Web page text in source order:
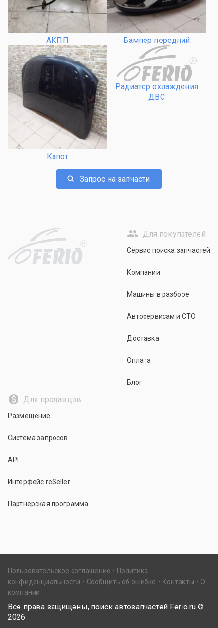
АКПП Бампер передний
Капот
R
Радиатор охлаждения
ДВС
Запрос на запчасти
R
Для покупателей
Сервис поиска запчастей
Компании
Машины в разборе
Автосервисам и СТО
Доставка
Оплата
Блог
Для продавцов
Размещение
Система запросов
API
Интерфейс reSeller
Партнерская программа
Пользовательское соглашение
Политика
конфиденциальности
Сообщить об ошибке Контакты
О
компании
Все права защищены, поиск автозапчастей Ferio.ru ©
2026